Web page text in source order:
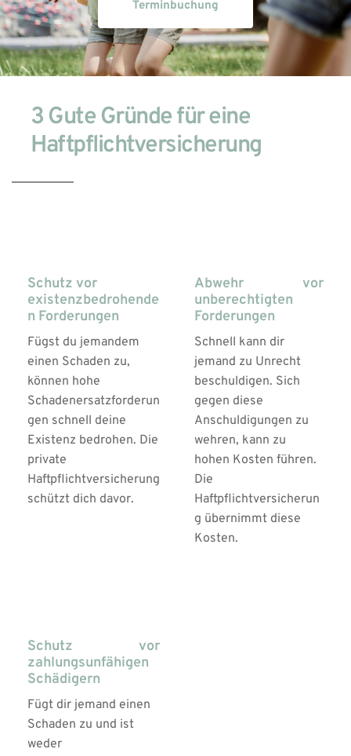
Terminbuchung
3 Gute Gründe für eine
Haftpflichtversicherung
Schutz vor
existenzbedrohende
n Forderungen
Fügst du jemandem
einen Schaden zu,
können hohe
Schadenersatzforderun
gen schnell deine
Existenz bedrohen. Die
private
Haftpflichtversicherung
schützt dich davor.
Abwehr vor
unberechtigten
Forderungen
Schnell kann dir
jemand zu Unrecht
beschuldigen. Sich
gegen diese
Anschuldigungen zu
wehren, kann zu
hohen Kosten führen.
Die
Haftpflichtversicherun
g übernimmt diese
Kosten.
Schutz vor
zahlungsunfähigen
Schädigern
Fügt dir jemand einen
Schaden zu und ist
weder